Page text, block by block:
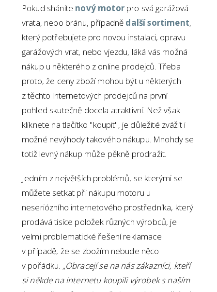
Pokud sháníte nový motorpro svá garážová
vrata, nebo bránu, případně další sortiment,
který potřebujete pro novou instalaci, opravu
garážových vrat, nebo vjezdu, láká vás možná
nákup u některého z online prodejců. Třeba
proto, že ceny zboží mohou být u některých
z těchto internetových prodejců na první
pohled skutečně docela atraktivní. Než však
kliknete na tlačítko "koupit", je důležité zvážit i
možné nevýhody takového nákupu. Mnohdy se
totiž levný nákup může pěkně prodražit.
Jedním z největších problémů, se kterými se
můžete setkat při nákupu motoru u
neseriózního internetového prostředníka, který
prodává tisíce položek různých výrobců, je
velmi problematické řešení reklamace
v případě, že se zbožím nebude něco
v pořádku. „Obracejí se na nás zákazníci, kteří
si někde na internetu koupili výrobek s naším